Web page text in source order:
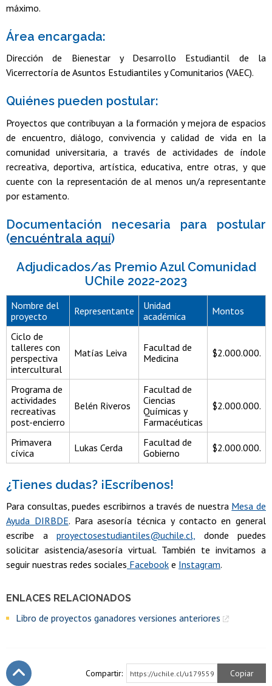
ENLACES RELACIONADOS
Libro de proyectos ganadores versiones anteriores
máximo.
Área encargada:
Dirección de Bienestar y Desarrollo Estudiantil de la
Vicerrectoría de Asuntos Estudiantiles y Comunitarios (VAEC).
Quiénes pueden postular:
Proyectos que contribuyan a la formación y mejora de espacios
de encuentro, diálogo, convivencia y calidad de vida en la
comunidad universitaria, a través de actividades de índole
recreativa, deportiva, artística, educativa, entre otras, y que
cuente con la representación de al menos un/a representante
por estamento.
Documentación necesaria para postular
(encuéntrala aquí)
Adjudicados/as Premio Azul Comunidad
UChile 2022-2023
Nombre del
proyecto
Representante
Unidad
académica
Montos
Ciclo de
talleres con
perspectiva
intercultural
Matías Leiva
Facultad de
Medicina
$2.000.000.
Programa de
actividades
recreativas
post-encierro
Belén Riveros
Facultad de
Ciencias
Químicas y
Farmacéuticas
$2.000.000.
Primavera
cívica
Lukas Cerda
Facultad de
Gobierno
$2.000.000.
¿Tienes dudas? ¡Escríbenos!
Para consultas, puedes escribirnos a través de nuestra Mesa de
Ayuda DIRBDE. Para asesoría técnica y contacto en general
escribe a proyectosestudiantiles@uchile.cl, donde puedes
solicitar asistencia/asesoría virtual. También te invitamos a
seguir nuestras redes sociales Facebook e Instagram.
Compartir: https://uchile.cl/u179559 Copiar